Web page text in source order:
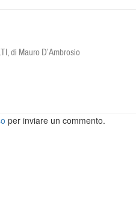
di Mauro D’Ambrosio
per inviare un commento.